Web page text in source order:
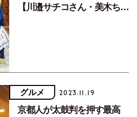
【川邉サチコさん・美木ちが
グルメ 2023.11.19
京都人が太鼓判を押す最高